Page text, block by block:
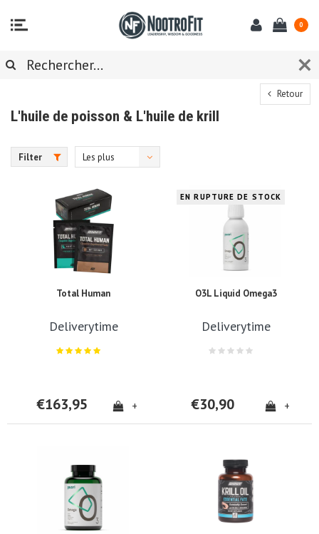
0
Retour
L'huile de poisson & L'huile de krill
Filter
Les plus
Total Human
Deliverytime
€163,95 +
EN RUPTURE DE STOCK
O3L Liquid Omega3
Deliverytime
€30,90 +